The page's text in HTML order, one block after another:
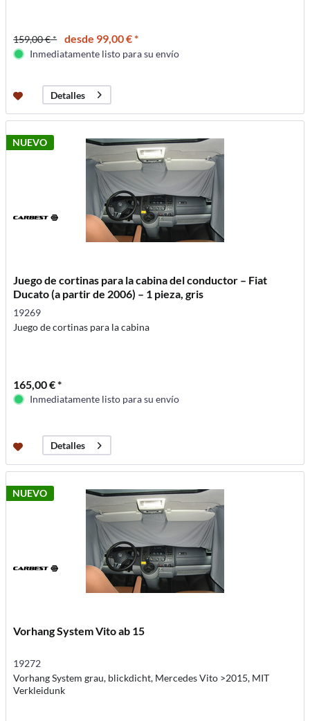
159,00 € * desde 99,00 € *
Inmediatamente listo para su envío
Detalles
NUEVO
Juego de cortinas para la cabina del conductor – Fiat
Ducato (a partir de 2006) – 1 pieza, gris
19269
Juego de cortinas para la cabina
165,00 € *
Inmediatamente listo para su envío
Detalles
NUEVO
Vorhang System Vito ab 15
19272
Vorhang System grau, blickdicht, Mercedes Vito >2015, MIT
Verkleidunk